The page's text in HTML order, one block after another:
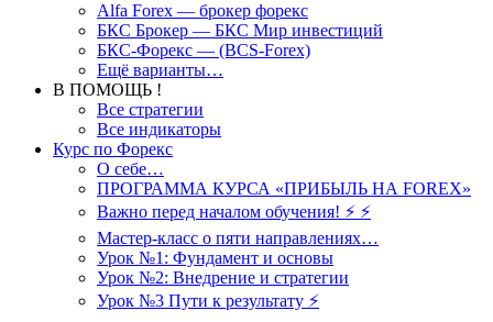
Alfa Forex — брокер форекс
БКС Брокер — БКС Мир инвестиций
БКС-Форекс — (BCS-Forex)
Ещё варианты…
В ПОМОЩЬ !
Все стратегии
Все индикаторы
Курс по Форекс
О себе…
ПРОГРАММА КУРСА «ПРИБЫЛЬ НА FOREX»
Важно перед началом обучения! ⚡ ⚡
Мастер-класс о пяти направлениях…
Урок №1: Фундамент и основы
Урок №2: Внедрение и стратегии
Урок №3 Пути к результату ⚡️